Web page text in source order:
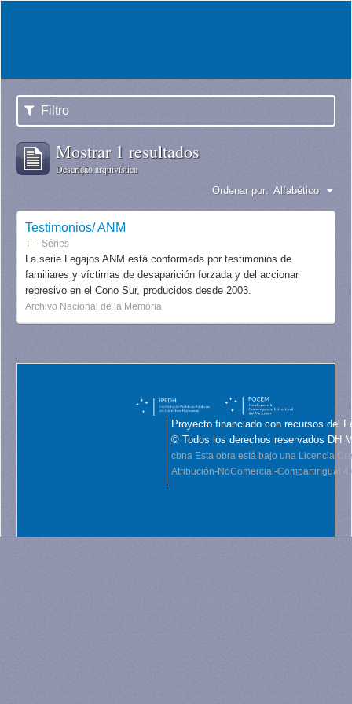
Filtro
Mostrar 1 resultados
Descrição arquivística
Ordenar por: Alfabético
Testimonios/ ANM
T Séries
La serie Legajos ANM está conformada por testimonios de
familiares y víctimas de desaparición forzada y del accionar
represivo en el Cono Sur, producidos desde 2003.
Archivo Nacional de la Memoria
Proyecto financiado con recursos del
© Todos los derechos reservados DH
cbna Esta obra está bajo una Licencia
Atribución-NoComercial-CompartirIgual